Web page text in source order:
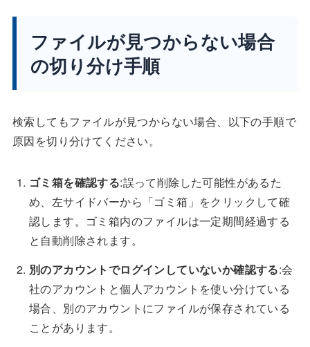
ファイルが見つからない場合
の切り分け手順
検索してもファイルが見つからない場合、以下の手順で
原因を切り分けてください。
ゴミ箱を確認する:誤って削除した可能性があるた
め、左サイドバーから「ゴミ箱」をクリックして確
認します。ゴミ箱内のファイルは一定期間経過する
と自動削除されます。
別のアカウントでログインしていないか確認する:会
社のアカウントと個人アカウントを使い分けている
場合、別のアカウントにファイルが保存されている
ことがあります。